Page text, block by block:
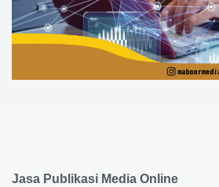
Jasa Publikasi Media Online